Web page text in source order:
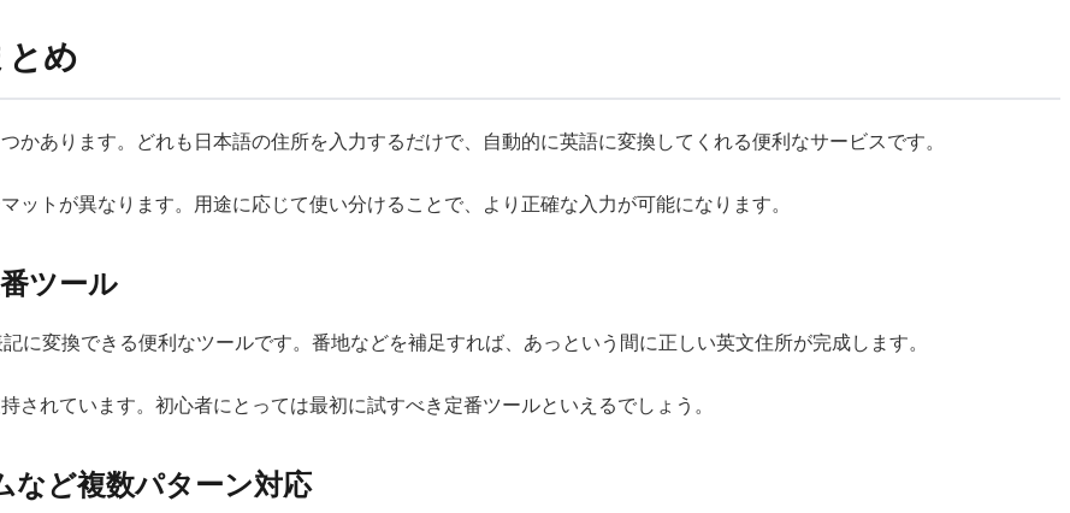
とめ
あります。どれも日本語の住所を入力するだけで、自動的に英語に変換してくれる便利なサービスです。
ットが異なります。用途に応じて使い分けることで、より正確な入力が可能になります。
ツール
に変換できる便利なツールです。番地などを補足すれば、あっという間に正しい英文住所が完成します。
れています。初心者にとっては最初に試すべき定番ツールといえるでしょう。
など複数パターン対応